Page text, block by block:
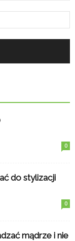
0
do stylizacji
0
mądrze i nie